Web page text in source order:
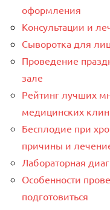
оформления
Консультации и
Сыворотка для
Проведение
зале
Рейтинг лучших
медицинских
Бесплодие при
причины и
Лабораторная
Особенности
подготовиться